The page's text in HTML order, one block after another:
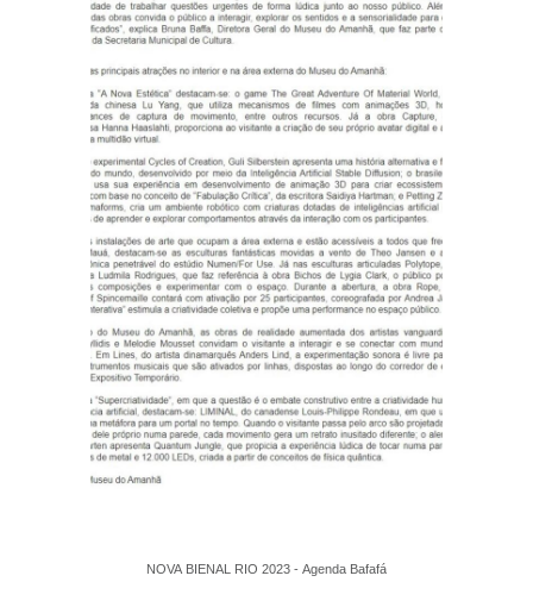
NOVA BIENAL RIO 2023 - Agenda Bafafá